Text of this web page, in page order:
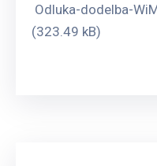
ГРИЖА
Odluka-dodelba-
(323.49 kB)